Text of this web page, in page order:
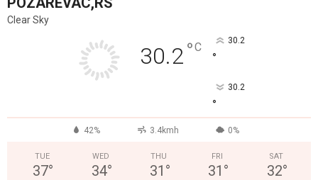
Clear Sky
30.2°C 30.2
°
30.2
°
42% 3.4kmh 0%
TUE
37°
WED
34°
THU
31 °
FRI
31 °
SAT
32°